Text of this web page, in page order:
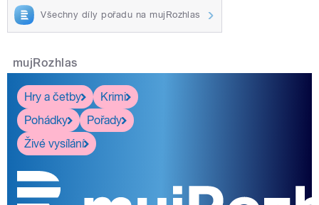
Všechny díly pořadu na mujRozhlas
mujRozhlas
Hry a četby
Krimi
Pohádky
Pořady
Živé vysílání